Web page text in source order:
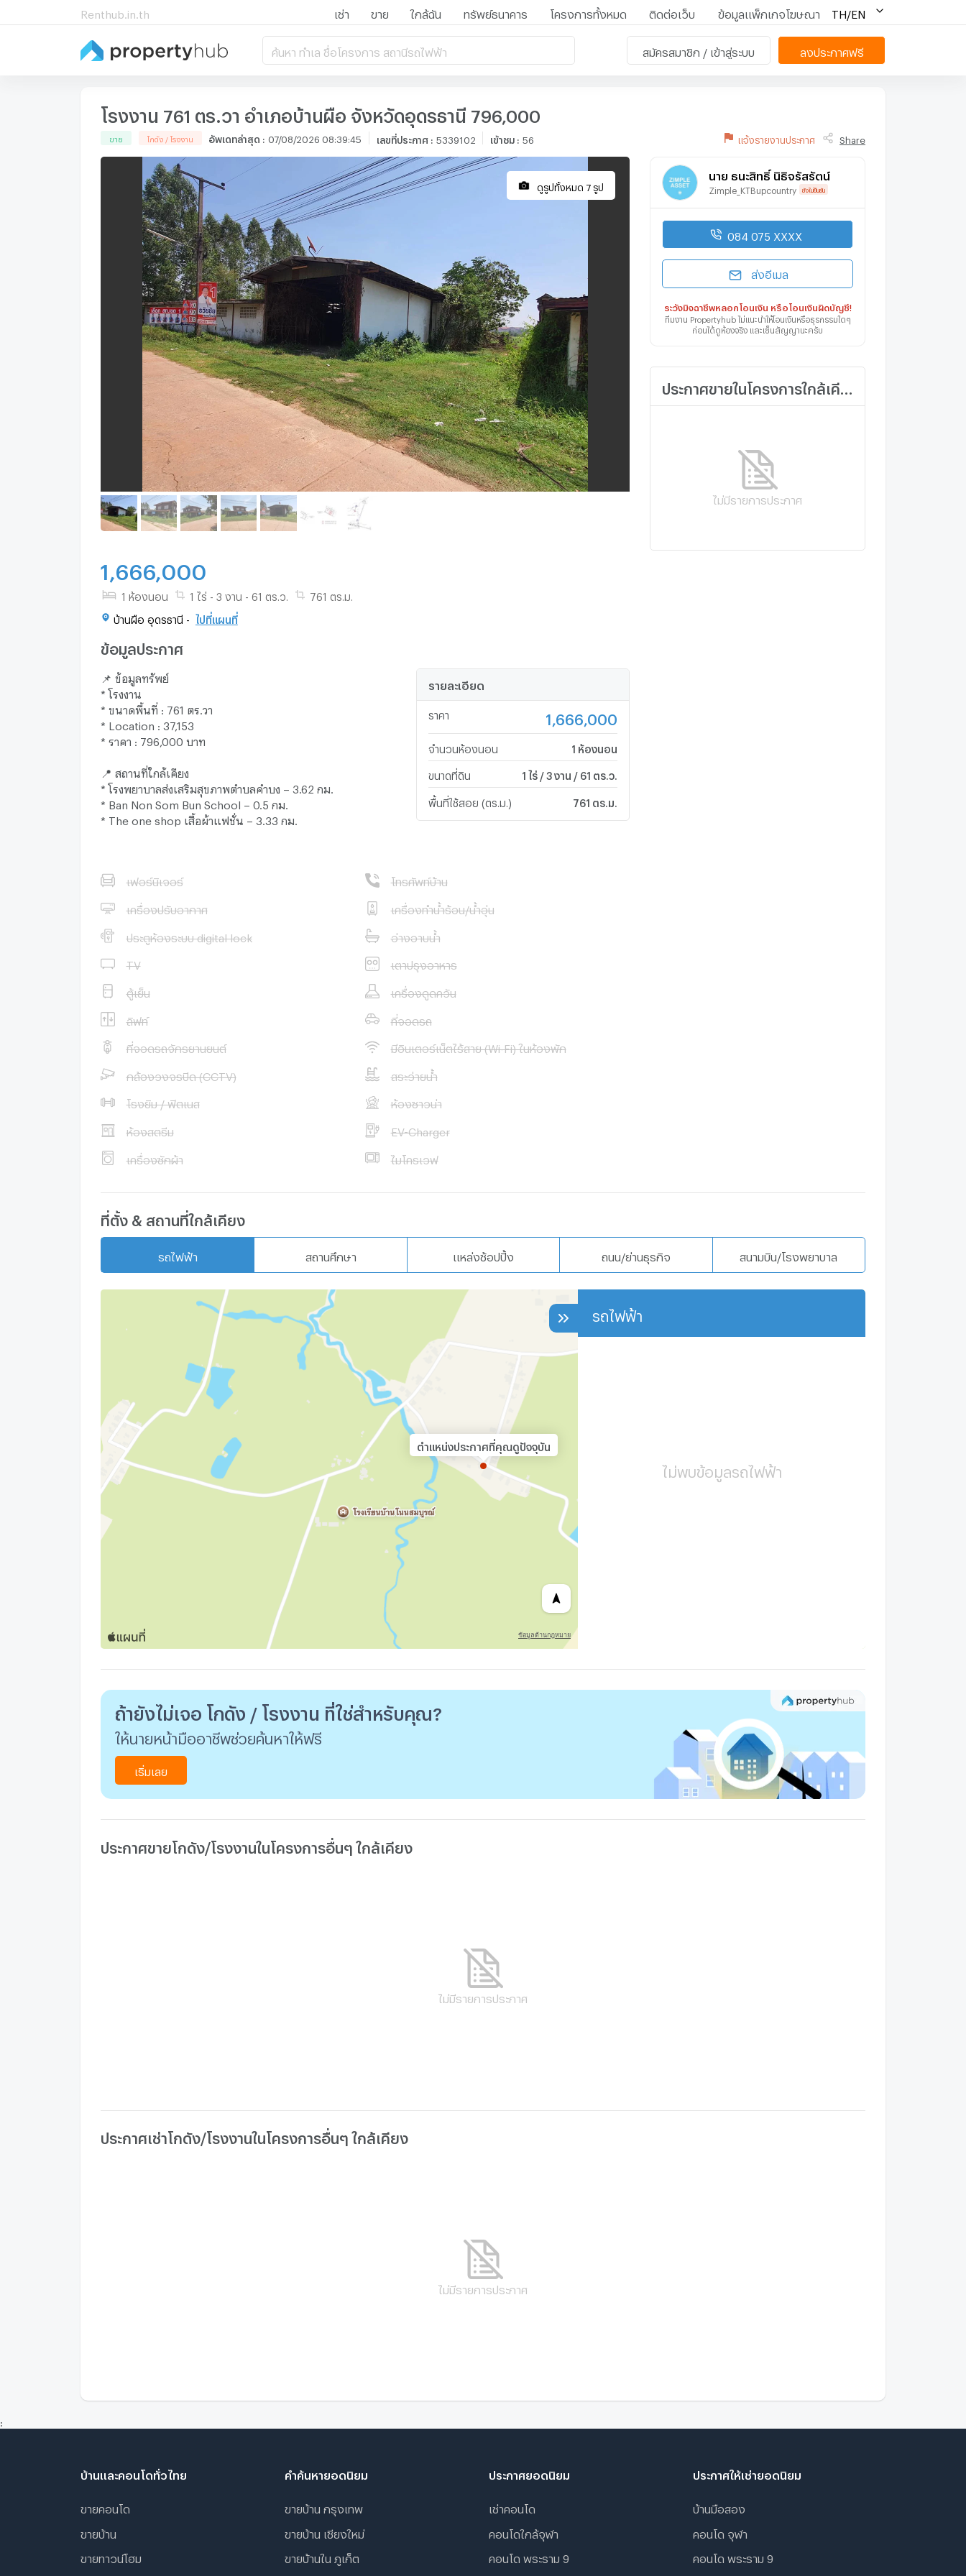
Renthub.in.th เช่า ขาย ใกล้ฉัน ทรัพย์ธนาคาร โครงการทั้งหมด ติดต่อเว็บ ข้อมูลแพ็กเกจโฆษณา TH/EN
ค้นหา ทำเล ชื่อโครงการ สถานีรถไฟฟ้า สมัครสมาชิก / เข้าสู่ระบบ ลงประกาศฟรี
โรงงาน 761 ตร.วา อำเภอบ้านผือ จังหวัดอุดรธานี 796,000
ขาย โกดัง / โรงงาน อัพเดทล่าสุด : 07/08/2026 08:39:45 เลขที่ประกาศ: 5339102 เข้าชม: 56 แจ้งรายงานประกาศ Share
ดูรูปทั้งหมด 7 รูป
1,666,000
1 ห้องนอน 1 ไร่ - 3 งาน - 61 ตร.ว. 761 ตร.ม.
บ้านผือ อุดรธานี - ไปที่แผนที่
ข้อมูลประกาศ
📌 ข้อมูลทรัพย์
* โรงงาน
* ขนาดพื้นที่ : 761 ตร.วา
* Location : 37,153
* ราคา : 796,000 บาท
📍 สถานที่ใกล้เคียง
* โรงพยาบาลส่งเสริมสุขภาพตำบลคำบง – 3.62 กม.
* Ban Non Som Bun School – 0.5 กม.
* The one shop เสื้อผ้าแฟชั่น – 3.33 กม.
รายละเอียด
ราคา 1,666,000
จำนวนห้องนอน 1 ห้องนอน
ขนาดที่ดิน 1 ไร่ / 3 งาน / 61 ตร.ว.
พื้นที่ใช้สอย (ตร.ม.) 761 ตร.ม.
เฟอร์นิเจอร์ โทรศัพท์บ้าน
เครื่องปรับอากาศ เครื่องทำน้ำร้อน/น้ำอุ่น
ประตูห้องระบบ digital lock อ่างอาบน้ำ
TV เตาปรุงอาหาร
ตู้เย็น เครื่องดูดควัน
ลิฟท์ ที่จอดรถ
ที่จอดรถจักรยานยนต์ มีอินเตอร์เน็ตไร้สาย (Wi-Fi) ในห้องพัก
กล้องวงจรปิด (CCTV) สระว่ายน้ำ
โรงยิม / ฟิตเนส ห้องซาวน่า
ห้องสตรีม EV-Charger
เครื่องซักผ้า ไมโครเวฟ
นาย ธนะสิทธิ์ นิธิจรัสรัตน์
Zimple_KTBupcountry ยังไม่ยืนยัน
084 075 XXXX
ส่งอีเมล
ระวังมิจฉาชีพหลอกโอนเงิน หรือโอนเงินผิดบัญชี!
ทีมงาน Propertyhub ไม่แนะนำให้โอนเงินหรือธุรกรรมใดๆ
ก่อนได้ดูห้องจริง และเซ็นสัญญานะครับ
ไม่มีรายการประกาศ
ที่ตั้ง & สถานที่ใกล้เคียง
รถไฟฟ้า สถานศึกษา แหล่งช้อปปิ้ง ถนน/ย่านธุรกิจ สนามบิน/โรงพยาบาล
รถไฟฟ้า
ไม่พบข้อมูลรถไฟฟ้า
ตำแหน่งประกาศที่คุณดูปัจจุบัน
ถ้ายังไม่เจอ โกดัง / โรงงาน ที่ใช่สำหรับคุณ?
ให้นายหน้ามืออาชีพช่วยค้นหาให้ฟรี
เริ่มเลย
ประกาศขายโกดัง/โรงงานในโครงการอื่นๆ ใกล้เคียง
ไม่มีรายการประกาศ
ประกาศเช่าโกดัง/โรงงานในโครงการอื่นๆ ใกล้เคียง
ไม่มีรายการประกาศ
บ้านและคอนโดทั่วไทย
ขายคอนโด
ขายบ้าน
ขายทาวน์โฮม
คำค้นหายอดนิยม
ขายบ้าน กรุงเทพ
ขายบ้าน เชียงใหม่
ขายบ้านใน ภูเก็ต
ประกาศยอดนิยม
เช่าคอนโด
คอนโดใกล้จุฬา
คอนโด พระราม 9
ประกาศให้เช่ายอดนิยม
บ้านมือสอง
คอนโด จุฬา
คอนโด พระราม 9